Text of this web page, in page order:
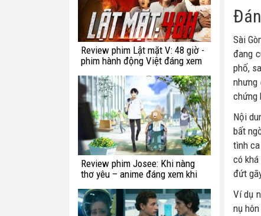
Review phim Lật mặt V: 48 giờ -
phim hành động Việt đáng xem
Review phim Josee: Khi nàng
thơ yêu – anime đáng xem khi
Sài
đang
phố,
chứng
Nội
bất
tình
có
đứt
Ví dụ
nụ